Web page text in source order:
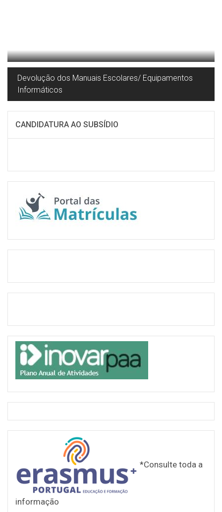
Devolução dos Manuais Escolares/ Equipamentos
Informáticos
CANDIDATURA AO SUBSÍDIO
*Consulte toda a
informação